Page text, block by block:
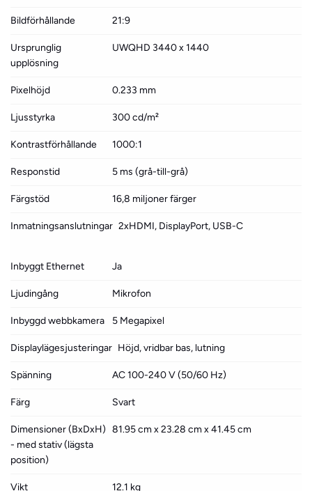
Bildförhållande 21:9
Ursprunglig
upplösning
UWQHD 3440 x 1440
Pixelhöjd 0.233 mm
Ljusstyrka 300 cd/m²
Kontrastförhållande 1000:1
Responstid 5 ms (grå-till-grå)
Färgstöd 16,8 miljoner färger
Inmatningsanslutningar 2xHDMI, DisplayPort, USB-C
Inbyggt Ethernet Ja
Ljudingång Mikrofon
Inbyggd webbkamera 5 Megapixel
Displaylägesjusteringar Höjd, vridbar bas, lutning
Spänning AC 100-240 V (50/60 Hz)
Färg Svart
Dimensioner (BxDxH)
- med stativ (lägsta
position)
81.95 cm x 23.28 cm x 41.45 cm
Vikt 12.1 kg